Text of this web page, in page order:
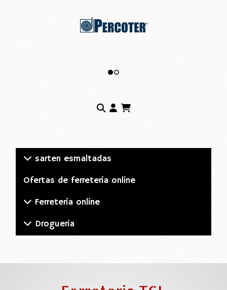
sarten esmaltadas
Ofertas de ferretería online
Ferretería online
Drogueria